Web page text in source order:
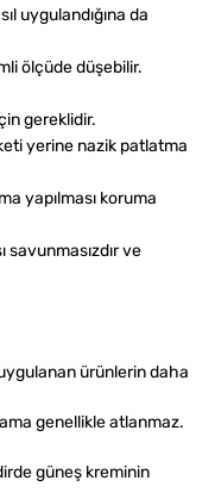
uygulandığına da
ölçüde düşebilir.
gereklidir.
yerine nazik patlatma
yapılması koruma
savunmasızdır ve
ürünlerin daha
genellikle atlanmaz.
güneş kreminin